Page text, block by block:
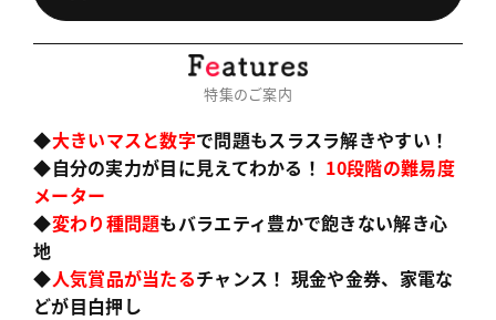
特集のご案内
◆大きいマスと数字で問題もスラスラ解きやすい！
◆自分の実力が目に見えてわかる！ 10段階の難易度
メーター
◆変わり種問題もバラエティ豊かで飽きない解き心
地
◆人気賞品が当たるチャンス！ 現金や金券、家電な
どが目白押し